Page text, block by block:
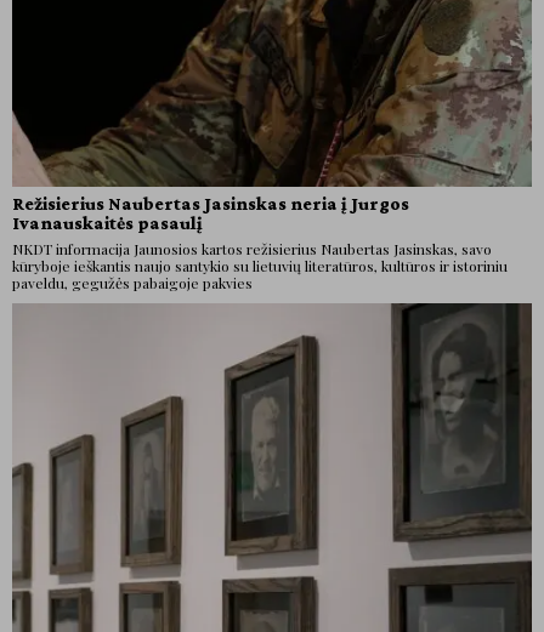
Režisierius Naubertas Jasinskas neria į Jurgos
Ivanauskaitės pasaulį
NKDT informacija Jaunosios kartos režisierius Naubertas Jasinskas, savo
kūryboje ieškantis naujo santykio su lietuvių literatūros, kultūros ir istoriniu
paveldu, gegužės pabaigoje pakvies